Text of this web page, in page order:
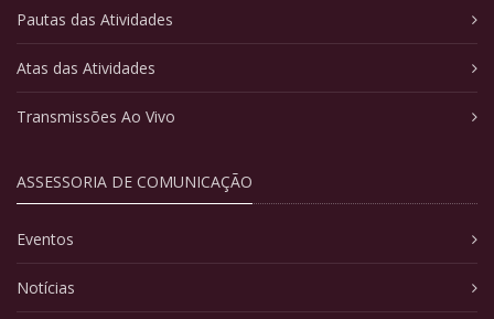
Pautas das Atividades
Atas das Atividades
Transmissões Ao Vivo
ASSESSORIA DE COMUNICAÇÃO
Eventos
Notícias